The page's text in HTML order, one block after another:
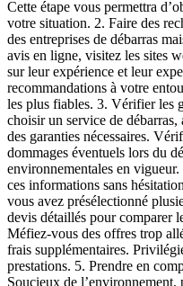
Cette étape vous permettra
votre situation. 2. Faire des
des entreprises de débarras
avis en ligne, visitez les sites
sur leur expérience et leur
recommandations à votre
les plus fiables. 3. Vérifier les
choisir un service de débarras,
des garanties nécessaires.
dommages éventuels lors du
environnementales en
ces informations sans
vous avez présélectionné
devis détaillés pour comparer
Méfiez-vous des offres trop
frais supplémentaires.
prestations. 5. Prendre en
Soucieux de